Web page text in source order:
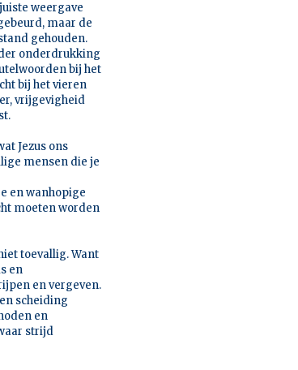
weergave
maar de
gehouden.
onderdrukking
bij het
bij het vieren
vrijgevigheid
Jezus ons
mensen die je
en wanhopige
moeten worden
toevallig. Want
en
en vergeven.
scheiding
en
strijd